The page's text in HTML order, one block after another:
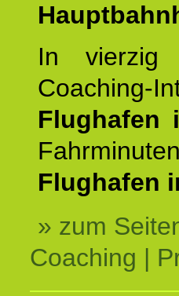
In vierzig
Flughafen
Flughafen
» zum
Coaching |